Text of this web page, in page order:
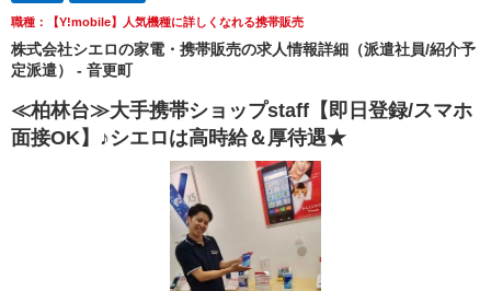
職種：【Y!mobile】人気機種に詳しくなれる携帯販売
株式会社シエロの家電・携帯販売の求人情報詳細（派遣社員/紹介予
定派遣） - 音更町
≪柏林台≫大手携帯ショップstaff【即日登録/スマホ
面接OK】♪シエロは高時給＆厚待遇★